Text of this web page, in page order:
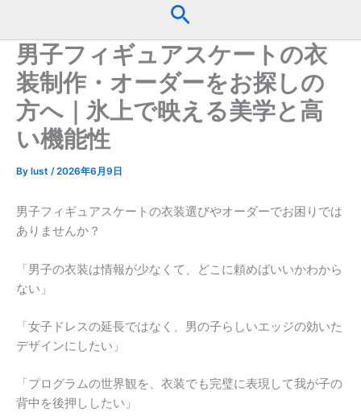
検
索
男子フィギュアスケートの衣
装制作・オーダーをお探しの
方へ｜氷上で映える美学と高
い機能性
By lust /2026年6月9日
男子フィギュアスケートの衣装選びやオーダーでお困りでは
ありませんか？
「男子の衣装は情報が少なくて、どこに頼めばいいかわから
ない」
「女子ドレスの延長ではなく、男の子らしいエッジの効いた
デザインにしたい」
「プログラムの世界観を、衣装でも完璧に表現して我が子の
背中を後押ししたい」